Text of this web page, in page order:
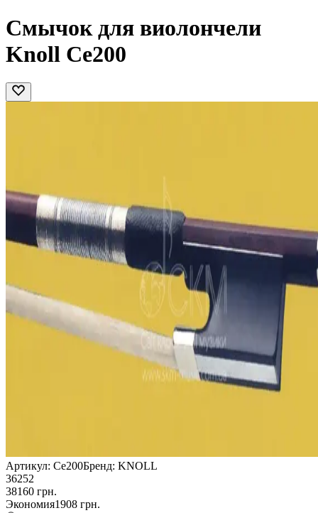
Смычок для виолончели
Knoll Ce200
Артикул: Ce200Бренд: KNOLL
36252
38160 грн.
Экономия1908 грн.